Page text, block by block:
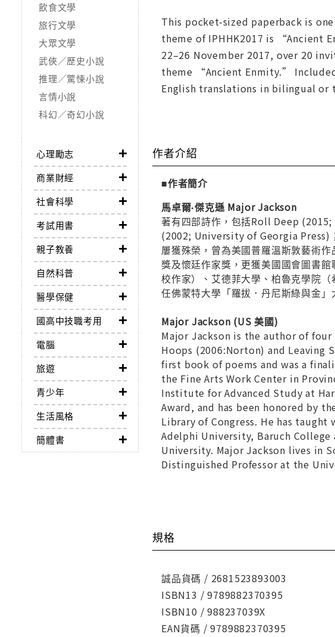
飲食文學
旅行文學
大眾文學
武俠／歷史小說
推理／驚悚小說
言情小說
科幻／奇幻小說
心理勵志
商業財經
社會科學
考試用書
親子教養
自然科普
醫學保健
國高中技職考用
電腦
旅遊
青少年
生活風格
簡體書
This pocket-sized paperback is
theme of IPHHK2017 is “Ancient
22–26 November 2017, over 20
theme “Ancient Enmity.”
English translations in bilingual or
作者介紹
■作者簡介
馬卓爾‧傑克遜 Major Jackson
著有四部詩作，包括Roll Deep
(2002; University of Georgia Press)
屢獲殊榮，曾為美國普羅溫斯敦藝術
獎及懷廷作家獎，更獲美國國會圖書
校作家）、艾德菲大學、柏魯克學院
任佛蒙特大學「羅拔．丹尼斯綠與金
Major Jackson (US 美國)
Major Jackson is the author of
Hoops (2006:Norton) and Leaving
first book of poems and was a
the Fine Arts Work Center in
Institute for Advanced Study at
Award, and has been honored by
Library of Congress. He has
Adelphi University, Baruch
University. Major Jackson lives in
Distinguished Professor at the
規格
誠品貨碼 / 2681523893003
ISBN13 / 9789882370395
ISBN10 / 988237039X
EAN貨碼 / 9789882370395